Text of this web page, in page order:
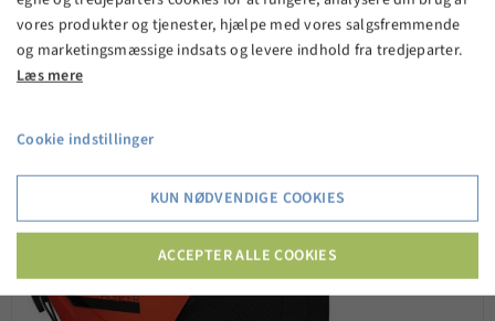
vores produkter og tjenester, hjælpe med vores salgsfremmende
og marketingsmæssige indsats og levere indhold fra tredjeparter.
Læs mere
Cookie indstillinger
KUN NØDVENDIGE COOKIES
ACCEPTER ALLE COOKIES